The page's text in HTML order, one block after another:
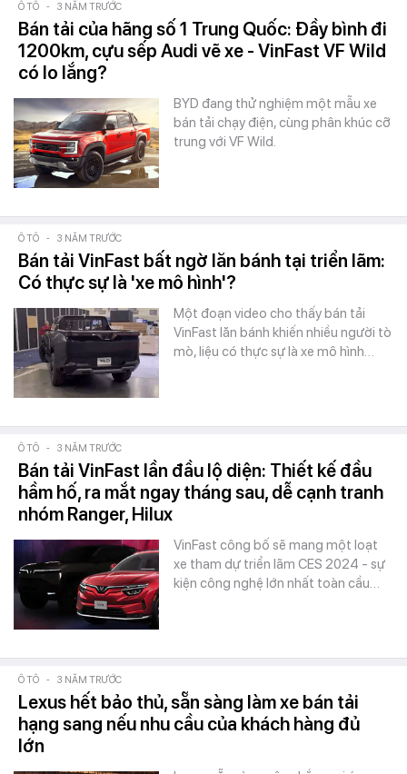
Ô TÔ - 3 NĂM TRƯỚC
Bán tải của hãng số 1 Trung Quốc: Đầy bình đi
1200km, cựu sếp Audi vẽ xe - VinFast VF Wild
có lo lắng?
BYD đang thử nghiệm một mẫu xe
bán tải chạy điện, cùng phân khúc cỡ
trung với VF Wild.
Ô TÔ - 3 NĂM TRƯỚC
Bán tải VinFast bất ngờ lăn bánh tại triển lãm:
Có thực sự là 'xe mô hình'?
Một đoạn video cho thấy bán tải
VinFast lăn bánh khiến nhiều người tò
mò, liệu có thực sự là xe mô hình…
Ô TÔ - 3 NĂM TRƯỚC
Bán tải VinFast lần đầu lộ diện: Thiết kế đầu
hầm hố, ra mắt ngay tháng sau, dễ cạnh tranh
nhóm Ranger, Hilux
VinFast công bố sẽ mang một loạt
xe tham dự triển lãm CES 2024 - sự
kiện công nghệ lớn nhất toàn cầu…
Ô TÔ - 3 NĂM TRƯỚC
Lexus hết bảo thủ, sẵn sàng làm xe bán tải
hạng sang nếu nhu cầu của khách hàng đủ
lớn